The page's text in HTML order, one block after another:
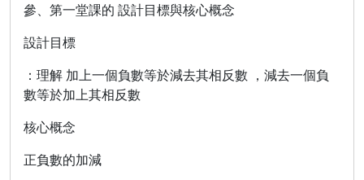
參、第一堂課的 設計目標與核心概念
設計目標
：理解 加上一個負數等於減去其相反數 ，減去一個負
數等於加上其相反數
核心概念
正負數的加減